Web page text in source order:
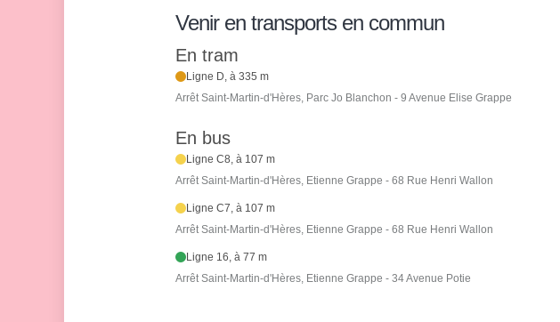
Venir en transports en commun
En tram
Ligne D, à 335 m
Arrêt Saint-Martin-d'Hères, Parc Jo Blanchon - 9 Avenue Elise Grappe
En bus
Ligne C8, à 107 m
Arrêt Saint-Martin-d'Hères, Etienne Grappe - 68 Rue Henri Wallon
Ligne C7, à 107 m
Arrêt Saint-Martin-d'Hères, Etienne Grappe - 68 Rue Henri Wallon
Ligne 16, à 77 m
Arrêt Saint-Martin-d'Hères, Etienne Grappe - 34 Avenue Potie